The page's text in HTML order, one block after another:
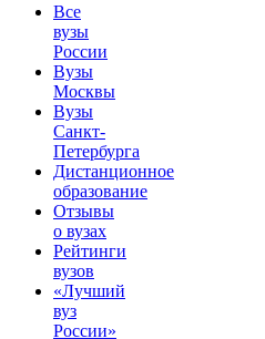
Все
вузы
России
Вузы
Москвы
Вузы
Санкт-
Петербурга
Дистанционное
образование
Отзывы
о вузах
Рейтинги
вузов
«Лучший
вуз
России»